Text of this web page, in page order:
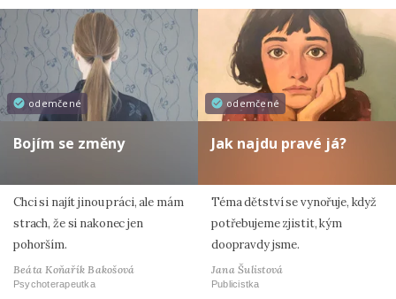
odemčené
Bojím se změny
Chci si najít jinou práci, ale mám
strach, že si nakonec jen
pohorším.
Beáta Koňařík Bakošová
Psychoterapeutka
odemčené
Jak najdu pravé já?
Téma dětství se vynořuje, když
potřebujeme zjistit, kým
doopravdy jsme.
Jana Šulistová
Publicistka